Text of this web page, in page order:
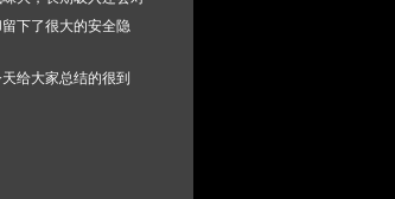
下了很大的安全隐
给大家总结的很到